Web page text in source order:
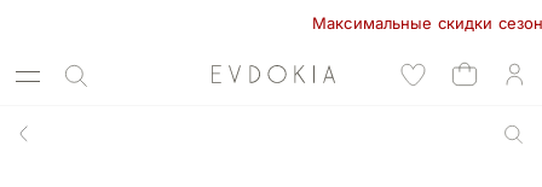
Максимальные скидки